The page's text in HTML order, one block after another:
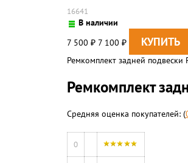
16641
В наличии
7 500 ₽ 7 100 ₽
Ремкомплект задней
Ремкомплект
Средняя оценка покупателей: (
0